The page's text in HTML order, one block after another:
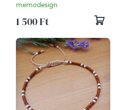
memodesign
1 500 Ft